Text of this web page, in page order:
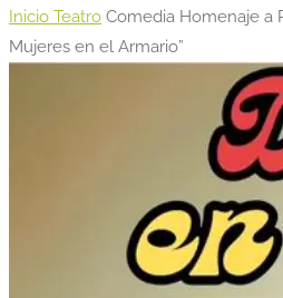
Inicio Teatro Comedia Homenaje a
Mujeres en el Armario”